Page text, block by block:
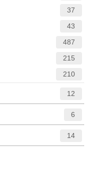
37
43
487
215
210
12
6
14